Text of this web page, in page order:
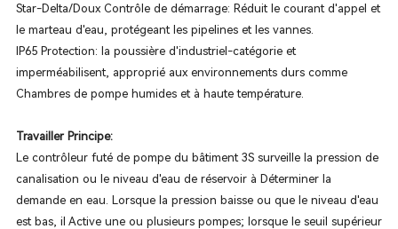
Star-Delta/Doux Contrôle de démarrage: Réduit le courant d'appel et
le marteau d'eau, protégeant les pipelines et les vannes.
IP65 Protection: la poussière d'industriel-catégorie et
imperméabilisent, approprié aux environnements durs comme
Chambres de pompe humides et à haute température.
Travailler Principe:
Le contrôleur futé de pompe du bâtiment 3S surveille la pression de
canalisation ou le niveau d'eau de réservoir à Déterminer la
demande en eau. Lorsque la pression baisse ou que le niveau d'eau
est bas, il Active une ou plusieurs pompes; lorsque le seuil supérieur